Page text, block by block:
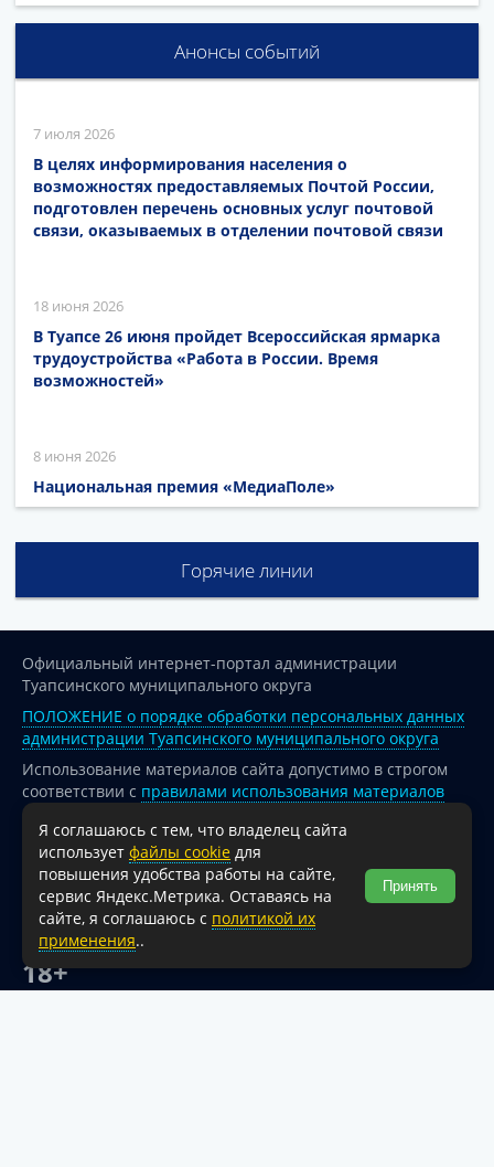
Анонсы событий
7 июля 2026
В целях информирования населения о
возможностях предоставляемых Почтой России,
подготовлен перечень основных услуг почтовой
связи, оказываемых в отделении почтовой связи
18 июня 2026
В Туапсе 26 июня пройдет Всероссийская ярмарка
трудоустройства «Работа в России. Время
возможностей»
8 июня 2026
Национальная премия «МедиаПоле»
Горячие линии
Официальный интернет-портал администрации
Туапсинского муниципального округа
ПОЛОЖЕНИЕ о порядке обработки персональных данных
администрации Туапсинского муниципального округа
Использование материалов сайта допустимо в строгом
соответствии с правилами использования материалов
опубликованных на сайте
При перепечатке и использовании информации ссылка
на источник обязательна.
Для сайтов и страниц сети Интернет обязательна
активная гиперссылка на официальный интернет-портал
администрации Туапсинского муниципального округа.
18+
Я соглашаюсь с тем, что владелец сайта
использует файлы cookie для
повышения удобства работы на сайте,
сервис Яндекс.Метрика. Оставаясь на
сайте, я соглашаюсь с политикой их
применения..
Принять